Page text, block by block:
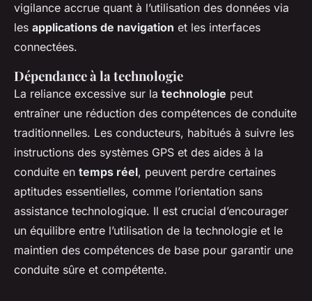
vigilance accrue quant à l’utilisation des données via
les applications de navigation et les interfaces
connectées.
Dépendance à la technologie
La reliance excessive sur la technologie peut
entraîner une réduction des compétences de conduite
traditionnelles. Les conducteurs, habitués à suivre les
instructions des systèmes GPS et des aides à la
conduite en temps réel, peuvent perdre certaines
aptitudes essentielles, comme l’orientation sans
assistance technologique. Il est crucial d’encourager
un équilibre entre l’utilisation de la technologie et le
maintien des compétences de base pour garantir une
conduite sûre et compétente.